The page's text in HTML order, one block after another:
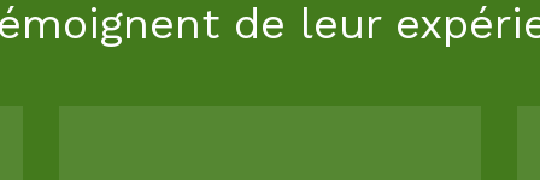
de leur